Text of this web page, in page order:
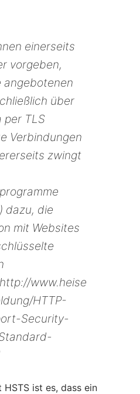
einerseits
vorgeben,
angebotenen
über
per TLS
Verbindungen
zwingt
dazu, die
mit Websites
www.heise
HTTP-
Security-
ist es, dass ein